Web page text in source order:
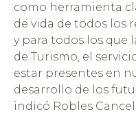
como herramienta
de vida de todos los
y para todos los que
de Turismo, el
estar presentes en
desarrollo de los
indicó Robles Cancel.